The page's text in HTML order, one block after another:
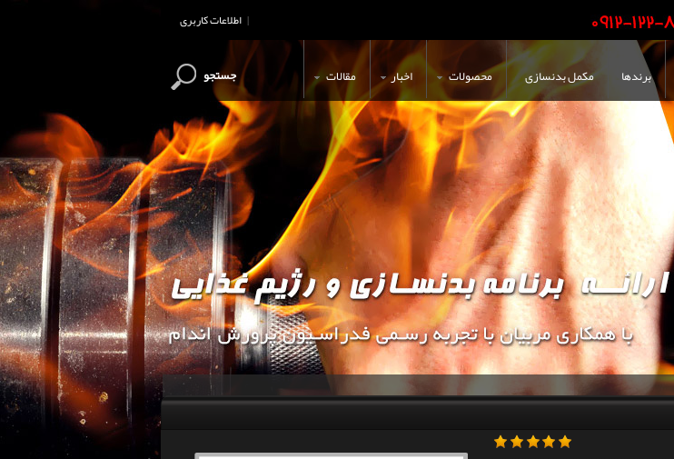
اطلاعات کاربری |
برندها مکمل بدنسازی محصولات اخبار مقالات جستجو
این وب سایت جهت اطلاع رسانی و